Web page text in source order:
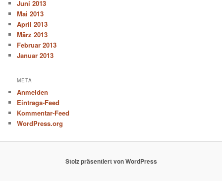
Juni 2013
Mai 2013
April 2013
März 2013
Februar 2013
Januar 2013
META
Anmelden
Eintrags-Feed
Kommentar-Feed
WordPress.org
Stolz präsentiert von WordPress